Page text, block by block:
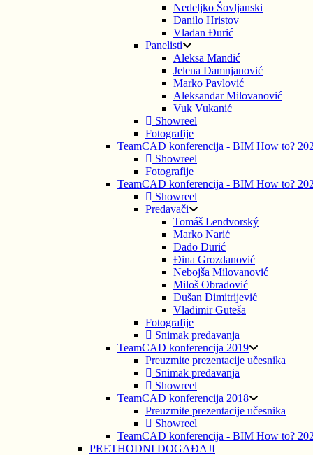
Nedeljko Šovljanski
Danilo Hristov
Vladan Đurić
Panelisti
Aleksa Mandić
Jelena Damnjanović
Marko Pavlović
Aleksandar Milovanović
Vuk Vukanić
Showreel
Fotografije
TeamCAD konferencija - BIM How to?
Showreel
Fotografije
TeamCAD konferencija - BIM How to?
Showreel
Predavači
Tomáš Lendvorský
Marko Narić
Dado Durić
Đina Grozdanović
Nebojša Milovanović
Miloš Obradović
Dušan Dimitrijević
Vladimir Guteša
Fotografije
Snimak predavanja
TeamCAD konferencija 2019
Preuzmite prezentacije učesnika
Snimak predavanja
Showreel
TeamCAD konferencija 2018
Preuzmite prezentacije učesnika
Showreel
TeamCAD konferencija - BIM How to?
PRETHODNI DOGAĐAJI